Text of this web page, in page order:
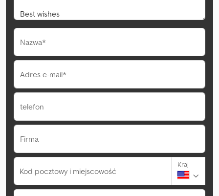
Nazwa*
Adres e-mail*
telefon
Firma
Kod pocztowy i miejscowość
Kraj